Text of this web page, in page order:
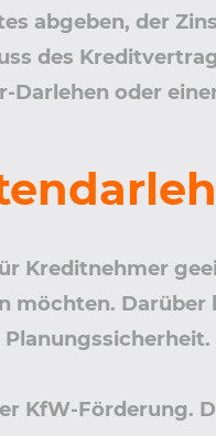
abgeben, der
des
oder
Kreditnehmer
Darüber
KfW-Förderung.